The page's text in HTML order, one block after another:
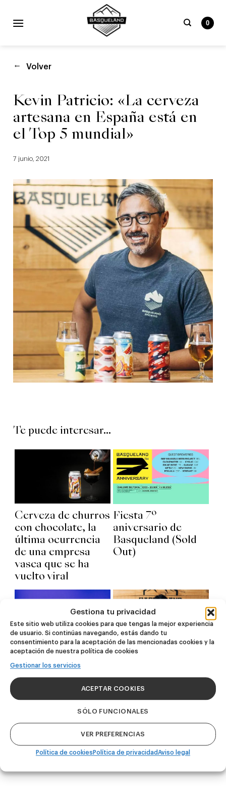
Gestiona tu privacidad
Este sitio web utiliza cookies para que tengas la mejor experiencia
de usuario. Si continúas navegando, estás dando tu
consentimiento para la aceptación de las mencionadas cookies y la
aceptación de nuestra política de cookies
Gestionar los servicios
ACEPTAR COOKIES
SÓLO FUNCIONALES
VER PREFERENCIAS
Política de cookies Política de privacidadAviso legal
0
Volver
Kevin Patricio: «La cerveza
artesana en España está en
el Top 5 mundial»
7 junio, 2021
Te puede interesar...
Cerveza de churros
con chocolate, la
última ocurrencia
de una empresa
vasca que se ha
vuelto viral
Fiesta 7º
aniversario de
Basqueland (Sold
Out)
Basqueland, mejor
cervecera en el
Barcelona Beer
Challenge 2021
Hablamos de Hazy
Saenz, Head
Brewer de